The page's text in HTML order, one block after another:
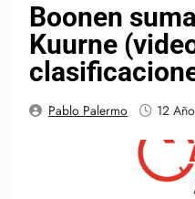
Boonen
Kuurne
Pablo Palermo 12